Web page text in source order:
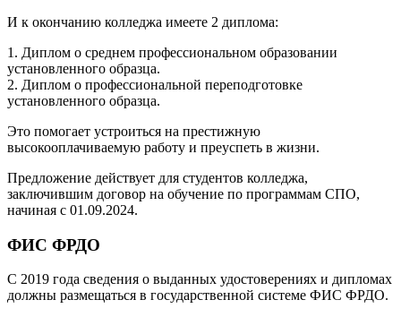
И к окончанию колледжа имеете 2 диплома:
1. Диплом о среднем профессиональном образовании
установленного образца.
2. Диплом о профессиональной переподготовке
установленного образца.
Это помогает устроиться на престижную
высокооплачиваемую работу и преуспеть в жизни.
Предложение действует для студентов колледжа,
заключившим договор на обучение по программам СПО,
начиная с 01.09.2024.
ФИС ФРДО
С 2019 года сведения о выданных удостоверениях и дипломах
должны размещаться в государственной системе ФИС ФРДО.